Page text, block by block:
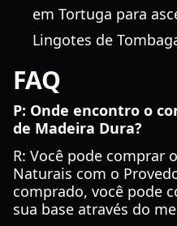
em Tortuga para
Lingotes de
FAQ
P: Onde encontro o
de Madeira Dura?
R: Você pode comprar
Naturais com o
comprado, você pode
sua base através do